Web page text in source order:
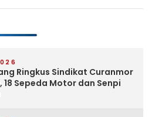
Ringkus Sindikat Curanmor
18 Sepeda Motor dan Senpi